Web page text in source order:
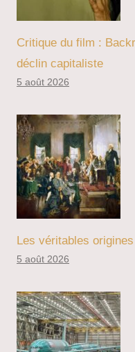
Critique du film :
déclin capitaliste
5 août 2026
Les véritables
5 août 2026